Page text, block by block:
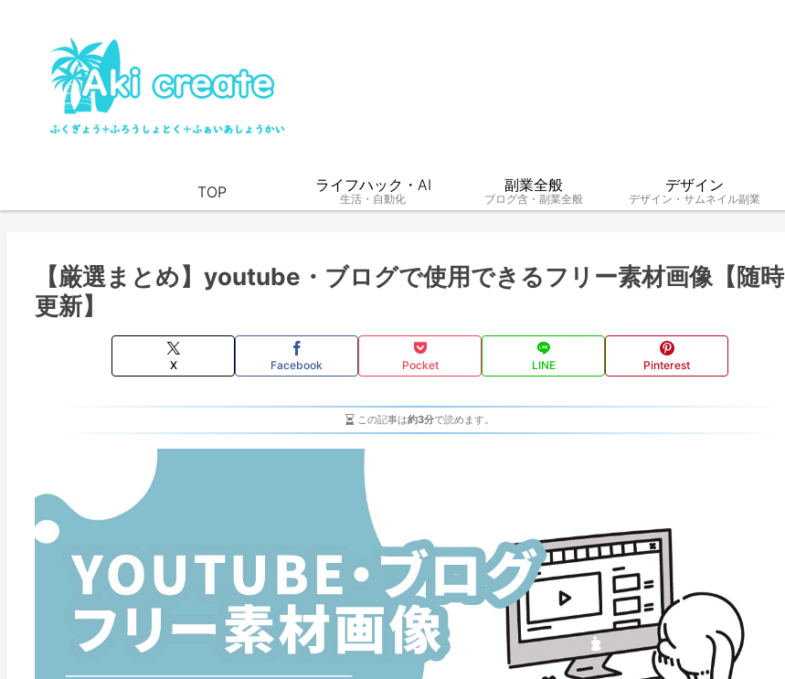
TOP ライフハック・AI
生活・自動化
副業全般
ブログ含・副業全般
デザイン
デザイン・サムネイル副業
【厳選まとめ】youtube・ブログで使用できるフリー素材画像【随時
更新】
X Facebook Pocket LINE Pinterest
この記事は約3分で読めます。